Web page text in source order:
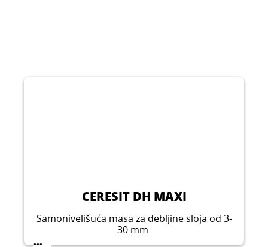
CERESIT DH MAXI
Samonivelišuća masa za debljine sloja od 3-
30 mm
...